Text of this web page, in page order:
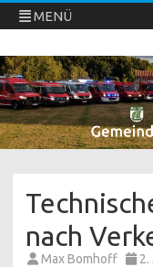
MENÜ
Freiwillige
nach
Max Bomhoff 2.